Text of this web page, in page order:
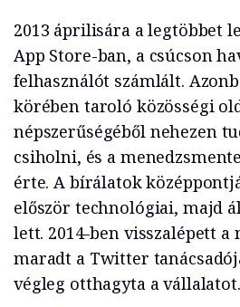
2013 áprilisára a legtöbbet
App Store-ban, a csúcson
felhasználót számlált.
körében taroló közösségi
népszerűségéből nehezen
csiholni, és a
érte. A bírálatok
először technológiai, majd
lett. 2014-ben visszalépett a
maradt a Twitter
végleg otthagyta a vállalatot.